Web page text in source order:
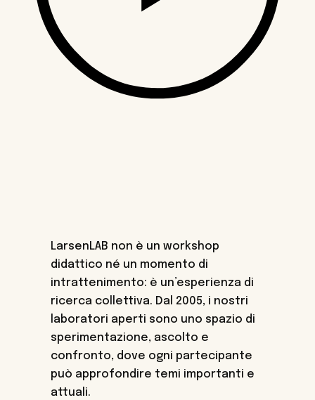
LarsenLAB non è un workshop
didattico né un momento di
intrattenimento: è un’esperienza di
ricerca collettiva. Dal 2005, i nostri
laboratori aperti sono uno spazio di
sperimentazione, ascolto e
confronto, dove ogni partecipante
può approfondire temi importanti e
attuali.